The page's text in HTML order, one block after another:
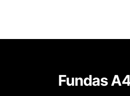
Fundas